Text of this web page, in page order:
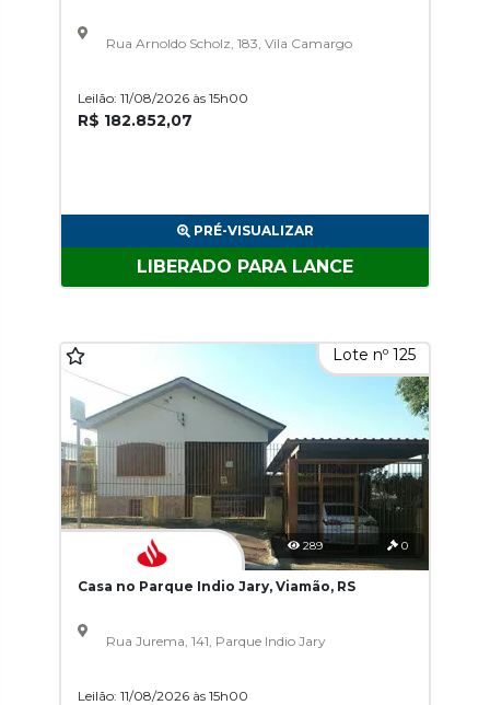
Rua Arnoldo Scholz, 183, Vila Camargo
Leilão: 11/08/2026 às 15h00
R$ 182.852,07
PRÉ-VISUALIZAR
LIBERADO PARA LANCE
Lote nº 125
289 0
Casa no Parque Indio Jary, Viamão, RS
Rua Jurema, 141, Parque Indio Jary
Leilão: 11/08/2026 às 15h00